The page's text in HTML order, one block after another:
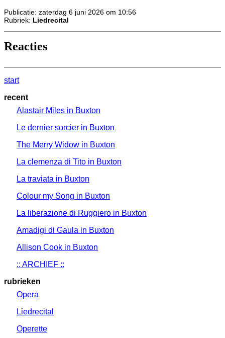
Publicatie: zaterdag 6 juni 2026 om 10:56
Rubriek: Liedrecital
Reacties
start
recent
Alastair Miles in Buxton
Le dernier sorcier in Buxton
The Merry Widow in Buxton
La clemenza di Tito in Buxton
La traviata in Buxton
Colour my Song in Buxton
La liberazione di Ruggiero in Buxton
Amadigi di Gaula in Buxton
Allison Cook in Buxton
:: ARCHIEF ::
rubrieken
Opera
Liedrecital
Operette